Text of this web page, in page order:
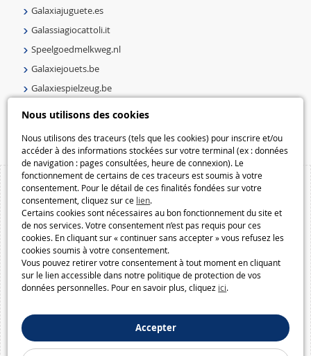
Nous utilisons des cookies
Nous utilisons des traceurs (tels que les cookies) pour inscrire et/ou
accéder à des informations stockées sur votre terminal (ex : données
de navigation : pages consultées, heure de connexion). Le
fonctionnement de certains de ces traceurs est soumis à votre
consentement. Pour le détail de ces finalités fondées sur votre
consentement, cliquez sur ce lien.
Certains cookies sont nécessaires au bon fonctionnement du site et
de nos services. Votre consentement n’est pas requis pour ces
cookies. En cliquant sur « continuer sans accepter » vous refusez les
cookies soumis à votre consentement.
Vous pouvez retirer votre consentement à tout moment en cliquant
sur le lien accessible dans notre politique de protection de vos
données personnelles. Pour en savoir plus, cliquez ici.
Accepter
Galaxiajuguete.es
Galassiagiocattoli.it
Speelgoedmelkweg.nl
Galaxiejouets.be
Galaxiespielzeug.be